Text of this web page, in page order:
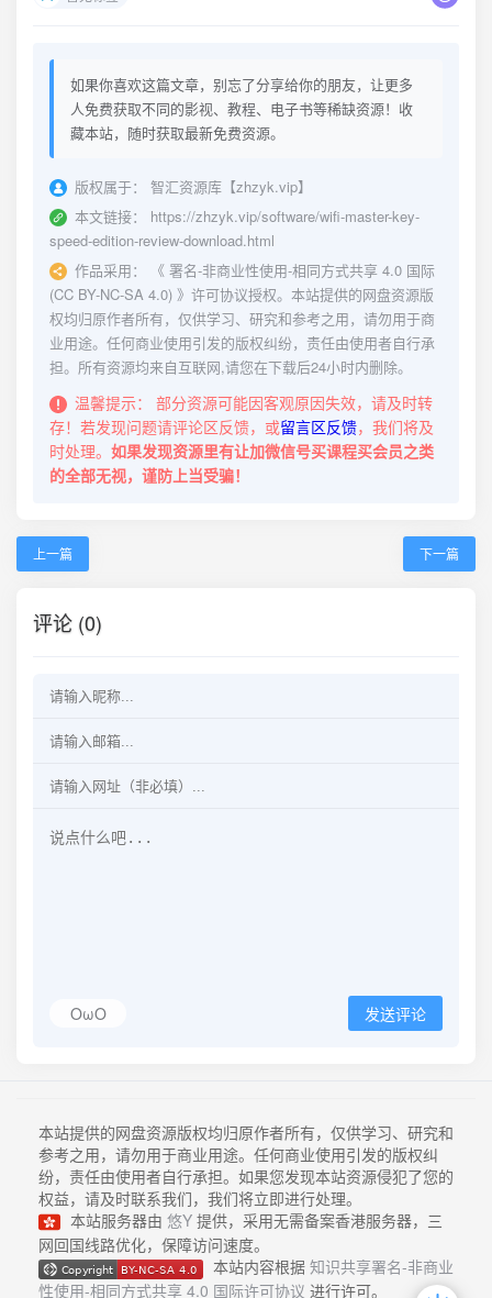
如果你喜欢这篇文章，别忘了分享给你的朋友，让更多
人免费获取不同的影视、教程、电子书等稀缺资源！收
藏本站，随时获取最新免费资源。
版权属于：
智汇资源库【zhzyk.vip】
本文链接：
https://zhzyk.vip/software/wifi-master-key-
speed-edition-review-download.html
作品采用：
《 署名-非商业性使用-相同方式共享 4.0 国际
(CC BY-NC-SA 4.0) 》许可协议授权。本站提供的网盘资源版
权均归原作者所有，仅供学习、研究和参考之用，请勿用于商
业用途。任何商业使用引发的版权纠纷，责任由使用者自行承
担。所有资源均来自互联网,请您在下载后24小时内删除。
温馨提示：
部分资源可能因客观原因失效，请及时转
存！若发现问题请评论区反馈，或留言区反馈，我们将及
时处理。 如果发现资源里有让加微信号买课程买会员之类
的全部无视，谨防上当受骗！
上一篇 下一篇
评论 (0)
OωO 发送评论
本站提供的网盘资源版权均归原作者所有，仅供学习、研究和
参考之用，请勿用于商业用途。任何商业使用引发的版权纠
纷，责任由使用者自行承担。如果您发现本站资源侵犯了您的
权益，请及时联系我们，我们将立即进行处理。
本站服务器由 悠Y 提供，采用无需备案香港服务器，三
网回国线路优化，保障访问速度。
本站内容根据 知识共享署名-非商业
性使用-相同方式共享 4.0 国际许可协议 进行许可。